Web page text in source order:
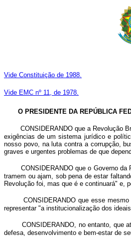
Vide Constituição de 1988.
Vide EMC nº 11, de 1978.
O PRESIDENTE DA REPÚBLICA
CONSIDERANDO que a Revolução
exigências de um sistema jurídico e
nosso povo, na luta contra a corrupção,
graves e urgentes problemas de que
CONSIDERANDO que o Governo
tramem ou ajam, sob pena de estar
Revolução foi, mas que é e continuará" e,
CONSIDERANDO que esse
representar "a institucionalização dos
CONSIDERANDO, no entanto, que
defesa, desenvolvimento e bem-estar de